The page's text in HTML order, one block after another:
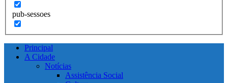
pub-sessoes
Principal
A Cidade
Notícias
Assistência Social